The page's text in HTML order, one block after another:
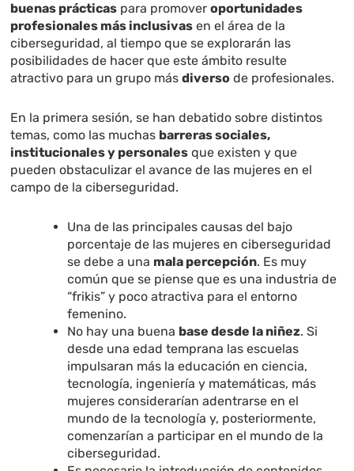
buenas prácticas para promoveroportunidades
profesionales más inclusivas en el área de la
ciberseguridad, al tiempo que se explorarán las
posibilidades de hacer que este ámbito resulte
atractivo para un grupo másdiverso de profesionales.
En la primera sesión, se han debatido sobre distintos
temas, como las muchas barreras sociales,
institucionales y personales que existen y que
pueden obstaculizar el avance de las mujeres en el
campo de la ciberseguridad.
Una de las principales causas del bajo
porcentaje de las mujeres en ciberseguridad
se debe a una mala percepción. Es muy
común que se piense que es una industria de
“frikis” y poco atractiva para el entorno
femenino.
No hay una buena base desde la niñez. Si
desde una edad temprana las escuelas
impulsaran más la educación en ciencia,
tecnología, ingeniería y matemáticas, más
mujeres considerarían adentrarse en el
mundo de la tecnología y, posteriormente,
comenzarían a participar en el mundo de la
ciberseguridad.